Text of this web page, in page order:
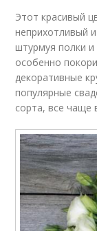
Этот красивый
неприхотливый
штурмуя полки
особенно
декоративные
популярные
сорта, все чаще